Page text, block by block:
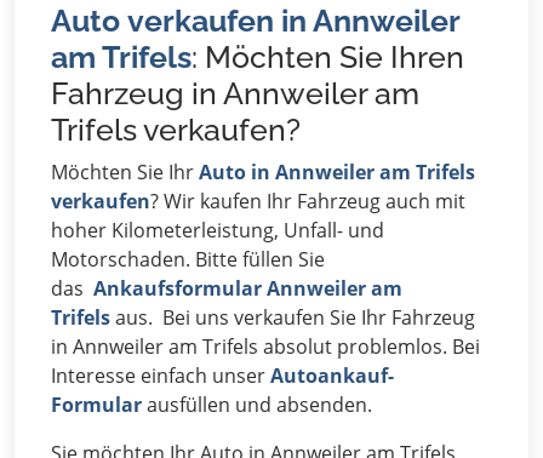
Auto verkaufen in Annweiler
am Trifels: Möchten Sie Ihren
Fahrzeug in Annweiler am
Trifels verkaufen?
Möchten Sie IhrAuto in Annweiler am Trifels
verkaufen? Wir kaufen Ihr Fahrzeug auch mit
hoher Kilometerleistung, Unfall- und
Motorschaden. Bitte füllen Sie
das Ankaufsformular Annweiler am
Trifelsaus. Bei uns verkaufen Sie Ihr Fahrzeug
in Annweiler am Trifels absolut problemlos. Bei
Interesse einfach unserAutoankauf-
Formularausfüllen und absenden.
Sie möchten Ihr Auto in Annweiler am Trifels